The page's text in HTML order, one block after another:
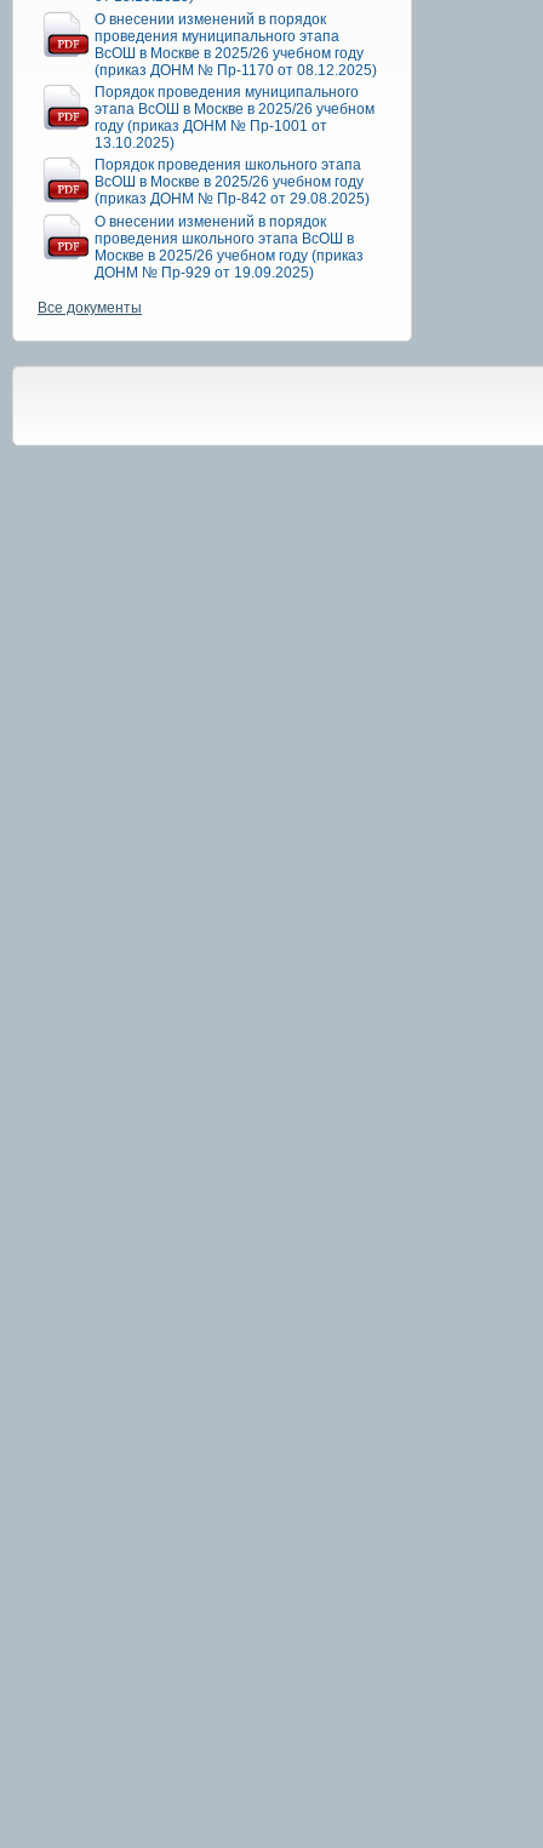
О внесении изменений в порядок
проведения муниципального этапа
ВсОШ в Москве в 2025/26 учебном году
(приказ ДОНМ № Пр-1170 от 08.12.2025)
Порядок проведения муниципального
этапа ВсОШ в Москве в 2025/26 учебном
году (приказ ДОНМ № Пр-1001 от
13.10.2025)
Порядок проведения школьного этапа
ВсОШ в Москве в 2025/26 учебном году
(приказ ДОНМ № Пр-842 от 29.08.2025)
О внесении изменений в порядок
проведения школьного этапа ВсОШ в
Москве в 2025/26 учебном году (приказ
ДОНМ № Пр-929 от 19.09.2025)
Все документы